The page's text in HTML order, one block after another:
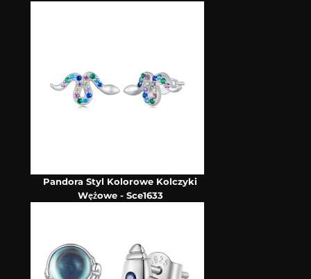
Pandora Styl Kolorowe Kolczyki
Wężowe - Sce1633